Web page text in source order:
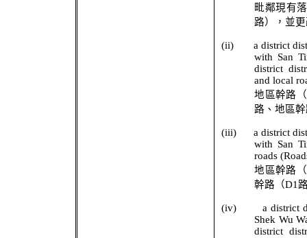
毗鄰現有
路），並
(ii)
a district
with San
district
and local
地區幹路（
路、地區
(iii)
a district
with San
roads
地區幹路（
幹路（D1
(iv)
a district
Shek Wu
district